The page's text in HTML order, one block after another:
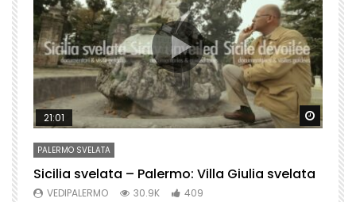
Watch Later Watch
21:01
PALERMO SVELATA
Sicilia svelata – Palermo: Villa Giulia svelata
VEDIPALERMO 30.9K 409